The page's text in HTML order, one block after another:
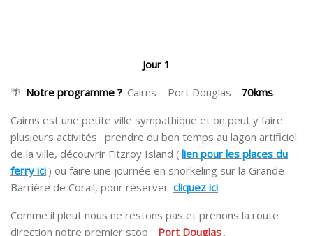
Jour 1
🌴 Notre programme ? Cairns – Port Douglas : 70kms
Cairns est une petite ville sympathique et on peut y faire
plusieurs activités : prendre du bon temps au lagon artificiel
de la ville, découvrir Fitzroy Island ( lien pour les places du
ferry ici ) ou faire une journée en snorkeling sur la Grande
Barrière de Corail, pour réserver cliquez ici .
Comme il pleut nous ne restons pas et prenons la route
direction notre premier stop : Port Douglas .